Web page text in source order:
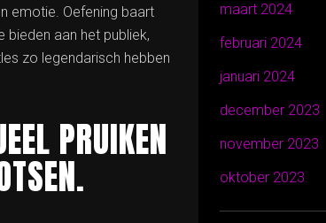
emotie. Oefening baart
aan het publiek,
zo legendarisch hebben
PRUIKEN
maart 2024
februari 2024
januari 2024
december 2023
november 2023
oktober 2023